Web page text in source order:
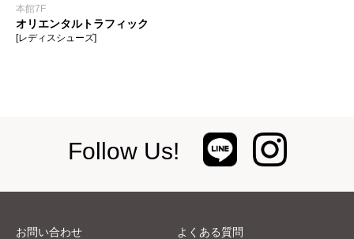
本館7F
オリエンタルトラフィック
[レディスシューズ]
Follow Us!
お問い合わせ よくある質問